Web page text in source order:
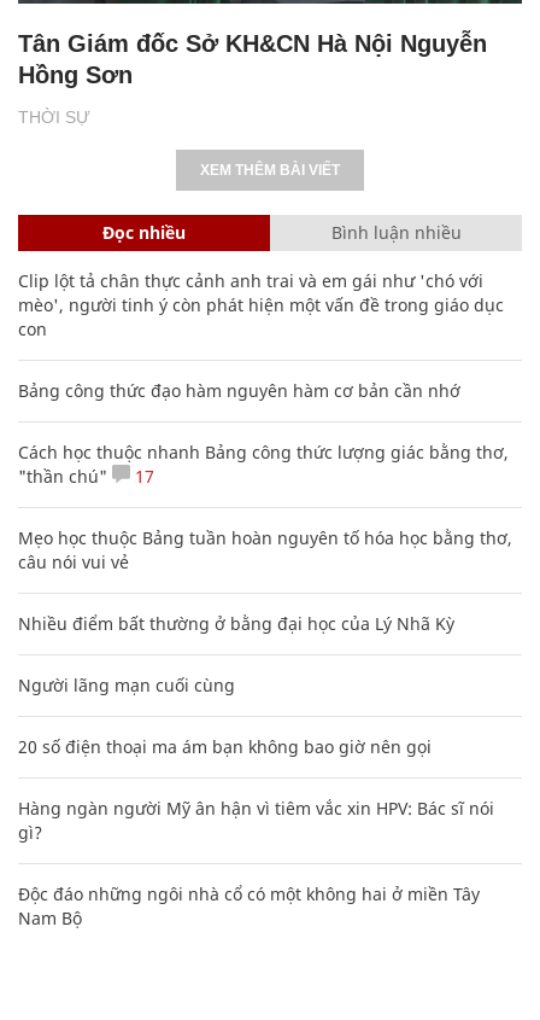
THỜI SỰ
Tân Giám đốc Sở KH&CN Hà Nội Nguyễn
Hồng Sơn
XEM THÊM BÀI VIẾT
Đọc nhiều Bình luận nhiều
Clip lột tả chân thực cảnh anh trai và em gái như 'chó với
mèo', người tinh ý còn phát hiện một vấn đề trong giáo dục
con
Bảng công thức đạo hàm nguyên hàm cơ bản cần nhớ
Cách học thuộc nhanh Bảng công thức lượng giác bằng thơ,
"thần chú"
17
Mẹo học thuộc Bảng tuần hoàn nguyên tố hóa học bằng thơ,
câu nói vui vẻ
Nhiều điểm bất thường ở bằng đại học của Lý Nhã Kỳ
Người lãng mạn cuối cùng
20 số điện thoại ma ám bạn không bao giờ nên gọi
Hàng ngàn người Mỹ ân hận vì tiêm vắc xin HPV: Bác sĩ nói
gì?
Độc đáo những ngôi nhà cổ có một không hai ở miền Tây
Nam Bộ